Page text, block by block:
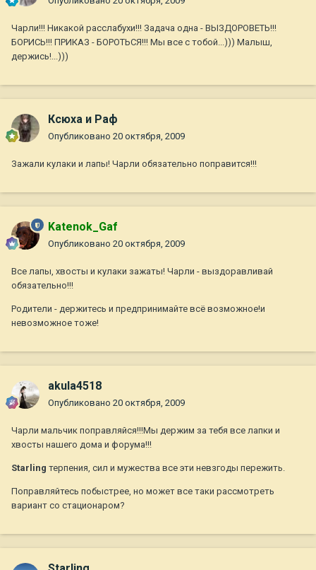
Чарли!!! Никакой расслабухи!!! Задача одна - ВЫЗДОРОВЕТЬ!!!
БОРИСЬ!!! ПРИКАЗ - БОРОТЬСЯ!!! Мы все с тобой...))) Малыш,
держись!...)))
Ксюха и Раф
Опубликовано 20 октября, 2009
Зажали кулаки и лапы! Чарли обязательно поправится!!!
Katenok_Gaf
Опубликовано 20 октября, 2009
Все лапы, хвосты и кулаки зажаты! Чарли - выздоравливай
обязательно!!!
Родители - держитесь и предпринимайте всё возможное!и
невозможное тоже!
akula4518
Опубликовано 20 октября, 2009
Чарли мальчик поправляйся!!!Мы держим за тебя все лапки и
хвосты нашего дома и форума!!!
Starling терпения, сил и мужества все эти невзгоды пережить.
Поправляйтесь побыстрее, но может все таки рассмотреть
вариант со стационаром?